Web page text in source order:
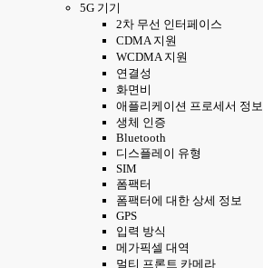
5G 기기
2차 무선 인터페이스
CDMA 지원
WCDMA 지원
연결성
화면비
애플리케이션 프로세서 정보
생체 인증
Bluetooth
디스플레이 유형
SIM
폼팩터
폼팩터에 대한 상세 정보
GPS
입력 방식
메가픽셀 대역
멀티 프론트 카메라